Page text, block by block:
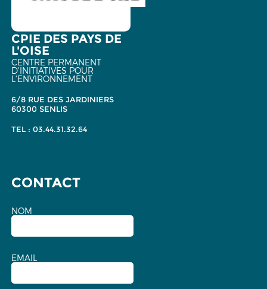
CPIE DES PAYS DE
L'OISE
CENTRE PERMANENT
D'INITIATIVES POUR
L'ENVIRONNEMENT
6/8 RUE DES JARDINIERS
60300 SENLIS
TEL : 03.44.31.32.64
CONTACT
NOM
EMAIL